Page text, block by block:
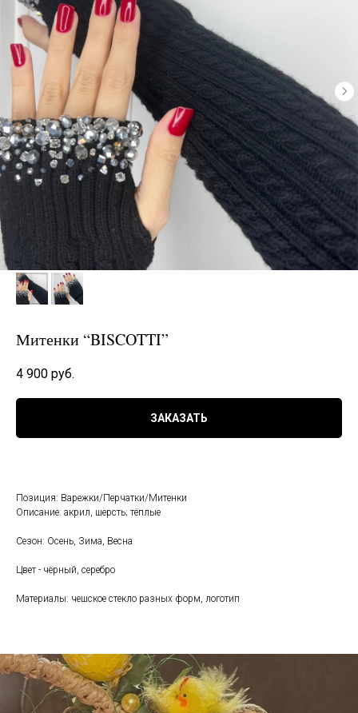
Митенки “BISCOTTI”
4 900 руб.
ЗАКАЗАТЬ
Позиция: Варежки/Перчатки/Митенки
Описание: акрил, шерсть; тёплые
Сезон: Осень, Зима, Весна
Цвет - чёрный, серебро
Материалы: чешское стекло разных форм, логотип